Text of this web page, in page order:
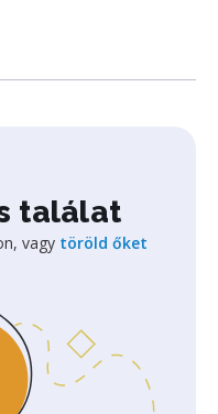
találat
vagy töröld őket